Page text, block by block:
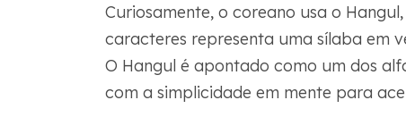
Curiosamente, o coreano usa o
caracteres representa uma sílaba em
O Hangul é apontado como um dos
com a simplicidade em mente para